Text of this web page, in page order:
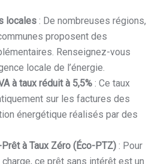
locales : De nombreuses régions,
proposent des
Renseignez-vous
locale de l’énergie.
à taux réduit à 5,5% : Ce taux
sur les factures des
énergétique réalisés par des
à Taux Zéro (Éco-PTZ) : Pour
ce prêt sans intérêt est un